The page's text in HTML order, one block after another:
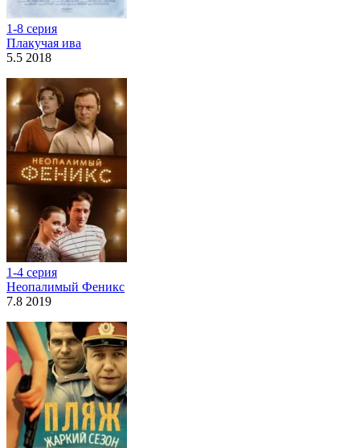
1-8 серия
Плакучая ива
5.5 2018
1-4 серия
Неопалимый Феникс
7.8 2019